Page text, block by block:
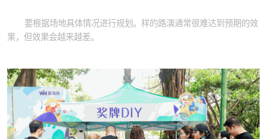
要根据场地具体情况进行规划。样的路演通常很难达到预期的效
果，但效果会越来越差。